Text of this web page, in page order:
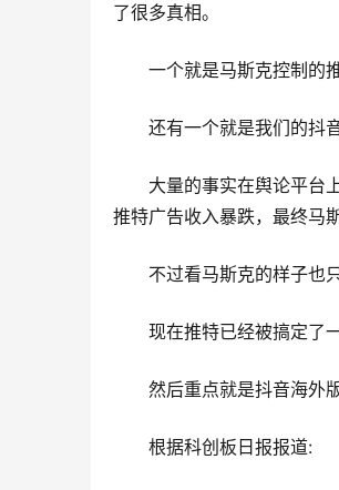
了很多真相。
一个就是马斯克控制的推
还有一个就是我们的抖
大量的事实在舆论平台
推特广告收入暴跌，最终马
不过看马斯克的样子也
现在推特已经被搞定了一
然后重点就是抖音海外版
根据科创板日报报道: